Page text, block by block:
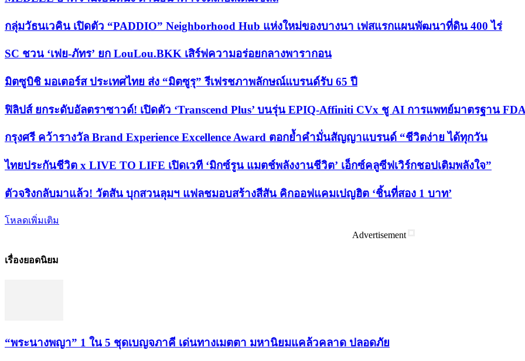
กลุ่มวัธนเวคิน เปิดตัว “PADDIO” Neighborhood Hub แห่งใหม่ของบางนา เฟสแรกแผนพัฒนาที่ดิน 400 ไร่
SC ชวน ‘เฟย-ภัทร’ ยก LouLou.BKK เสิร์ฟความอร่อยกลางพารากอน
มิตซูบิชิ มอเตอร์ส ประเทศไทย ส่ง “มิตซูรุ” รีเฟรชภาพลักษณ์แบรนด์รับ 65 ปี
ฟิลิปส์ ยกระดับอัลตราซาวด์! เปิดตัว ‘Transcend Plus’ บนรุ่น EPIQ-Affiniti CVx ชู AI การแพทย์มาตรฐาน
กรุงศรี คว้ารางวัล Brand Experience Excellence Award ตอกย้ำคำมั่นสัญญาแบรนด์ “ชีวิตง่าย ได้ทุกวัน
ไทยประกันชีวิต x LIVE TO LIFE เปิดเวที ‘มิกซ์รูน แมตช์พลังงานชีวิต’ เอ็กซ์คลูซีฟเวิร์กชอปเติมพลังใจ”
ตัวจริงกลับมาแล้ว! วัตสัน บุกสวนลุมฯ แฟลชมอบสร้างสีสัน คิกออฟแคมเปญฮิต ‘ชิ้นที่สอง 1 บาท’
โหลดเพิ่มเติม
Advertisement
เรื่องยอดนิยม
“พระ​นาง​พญา” 1 ใน 5​ ชุดเบญจ​ภาคี​ เด่นทางเมตตา​ มหา​นิยม​แคล้วคลาด​ ปลอดภัย​